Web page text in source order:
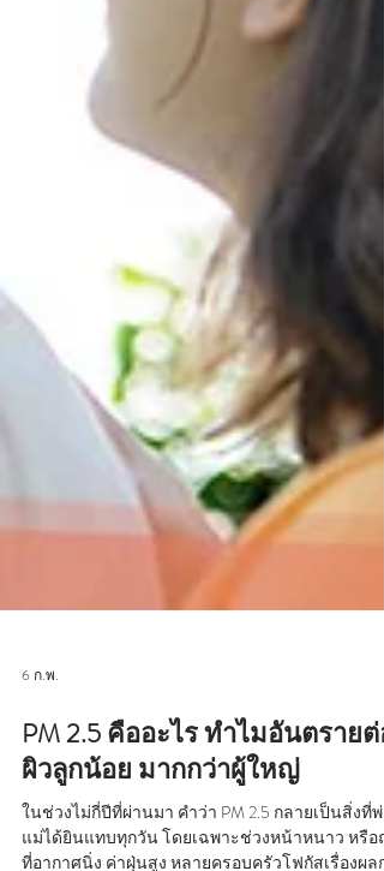
6 ก.พ.
PM 2.5 คืออะไร ทำไมอันตรายต่อ
ผิวลูกน้อย มากกว่าผู้ใหญ่